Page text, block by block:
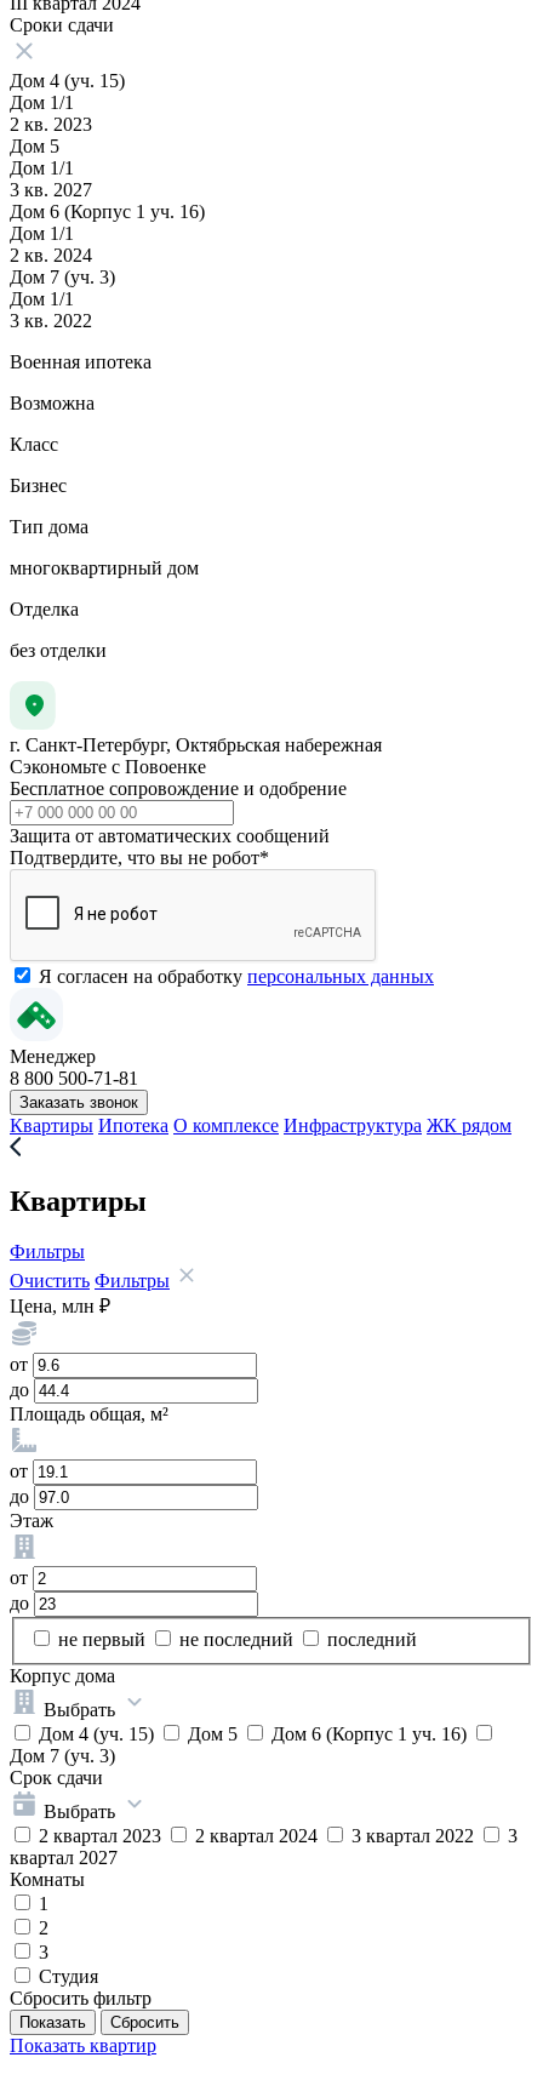
Сроки сдачи
Дом 4 (уч. 15)
Дом 1/1
2 кв. 2023
Дом 5
Дом 1/1
3 кв. 2027
Дом 6 (Корпус 1 уч. 16)
Дом 1/1
2 кв. 2024
Дом 7 (уч. 3)
Дом 1/1
3 кв. 2022
Военная ипотека
Возможна
Класс
Бизнес
Тип дома
многоквартирный дом
Отделка
без отделки
г. Санкт-Петербург, Октябрьская набережная
Сэкономьте с Повоенке
Бесплатное сопровождение и одобрение
Защита от автоматических сообщений
Подтвердите, что вы не робот*
Я согласен на обработку персональных данных
Менеджер
8 800 500-71-81
Заказать звонок
Квартиры Ипотека О комплексе Инфраструктура ЖК рядом
Квартиры
Фильтры
Очистить Фильтры
Цена, млн ₽
от
до
Площадь общая, м²
от
до
Этаж
от
до
не первый
не последний
последний
Корпус дома
Выбрать
Дом 4 (уч. 15)
Дом 5
Дом 6 (Корпус 1 уч. 16)
Дом 7 (уч. 3)
Срок сдачи
Выбрать
2 квартал 2023
2 квартал 2024 3 квартал 2022
3
квартал 2027
Комнаты
1
2
3
Студия
Сбросить фильтр
Показать квартир